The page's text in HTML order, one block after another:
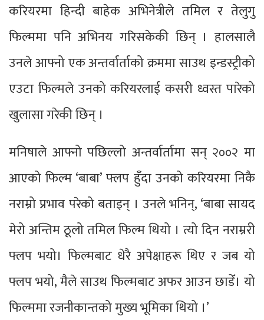
करियरमा हिन्दी बाहेक अभिनेत्रीले तमिल र तेलुगु
फिल्ममा पनि अभिनय गरिसकेकी छिन् । हालसालै
उनले आफ्नो एक अन्तर्वार्ताको क्रममा साउथ इन्डस्ट्रीको
एउटा फिल्मले उनको करियरलाई कसरी ध्वस्त पारेको
खुलासा गरेकी छिन् ।
मनिषाले आफ्नो पछिल्लो अन्तर्वार्तामा सन् २००२ मा
आएको फिल्म ‘बाबा’ फ्लप हुँदा उनको करियरमा निकै
नराम्रो प्रभाव परेको बताइन् । उनले भनिन्, ‘बाबा सायद
मेरो अन्तिम ठूलो तमिल फिल्म थियो । त्यो दिन नराम्ररी
फ्लप भयो। फिल्मबाट धेरै अपेक्षाहरू थिए र जब यो
फ्लप भयो, मैले साउथ फिल्मबाट अफर आउन छाडेँ। यो
फिल्ममा रजनीकान्तको मुख्य भूमिका थियो ।’